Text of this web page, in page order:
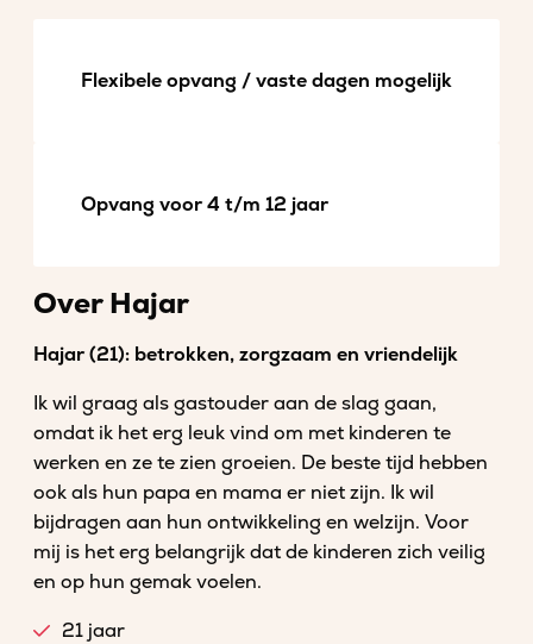
Flexibele opvang / vaste dagen mogelijk
Opvang voor 4 t/m 12 jaar
Over Hajar
Hajar (21): betrokken, zorgzaam en vriendelijk
Ik wil graag als gastouder aan de slag gaan,
omdat ik het erg leuk vind om met kinderen te
werken en ze te zien groeien. De beste tijd hebben
ook als hun papa en mama er niet zijn. Ik wil
bijdragen aan hun ontwikkeling en welzijn. Voor
mij is het erg belangrijk dat de kinderen zich veilig
en op hun gemak voelen.
21 jaar